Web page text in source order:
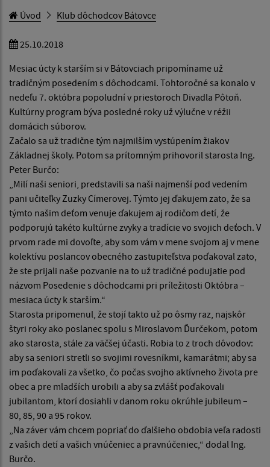
Úvod Klub dôchodcov Bátovce
25.10.2018
Mesiac úcty k starším si v Bátovciach pripomíname už
tradičným posedením s dôchodcami. Tohtoročné sa konalo v
nedeľu 7. októbra popoludní v priestoroch Divadla Pôtoň.
Kultúrny program býva posledné roky už výlučne v réžii
domácich súborov.
Začalo sa už tradične tým najmilším vystúpením žiakov
Základnej školy. Potom sa prítomným prihovoril starosta Ing.
Peter Burčo:
„Milí naši seniori, predstavili sa naši najmenší pod vedením
pani učiteľky Zuzky Címerovej. Týmto jej ďakujem zato, že sa
týmto našim deťom venuje ďakujem aj rodičom detí, že
podporujú takéto kultúrne zvyky a tradície vo svojich deťoch. V
prvom rade mi dovoľte, aby som vám v mene svojom aj v mene
kolektívu poslancov obecného zastupiteľstva poďakoval zato,
že ste prijali naše pozvanie na to už tradičné podujatie pod
názvom Posedenie s dôchodcami pri príležitosti Októbra –
mesiaca úcty k starším.“
Starosta pripomenul, že stojí takto už po ôsmy raz, najskôr
štyri roky ako poslanec spolu s Miroslavom Ďurčekom, potom
ako starosta, stále za väčšej účasti. Robia to z troch dôvodov:
aby sa seniori stretli so svojimi rovesníkmi, kamarátmi; aby sa
im poďakovali za všetko, čo počas svojho aktívneho života pre
obec a pre mladších urobili a aby sa zvlášť poďakovali
jubilantom, ktorí dosiahli v danom roku okrúhle jubileum –
80, 85, 90 a 95 rokov.
„Na záver vám chcem popriať do ďalšieho obdobia veľa radosti
z vašich detí a vašich vnúčeniec a pravnúčeniec,“ dodal Ing.
Burčo.